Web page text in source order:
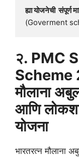
ह्या योजनेची  संपूर्ण
(Goverment
२. PMC
Scheme
मौलाना
आणि
योजना
भारतरत्न मौलाना